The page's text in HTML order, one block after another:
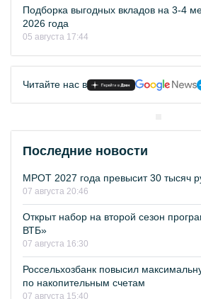
Подборка выгодных вкладов на 3-4
2026 года
05 августа 17:44
Читайте нас в
Последние новости
МРОТ 2027 года превысит 30 тысяч
07 августа 20:46
Открыт набор на второй сезон
ВТБ»
07 августа 16:30
Россельхозбанк повысил
по накопительным счетам
07 августа 15:40